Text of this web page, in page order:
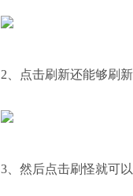
2、点击刷新还能够刷新
3、然后点击刷怪就可以